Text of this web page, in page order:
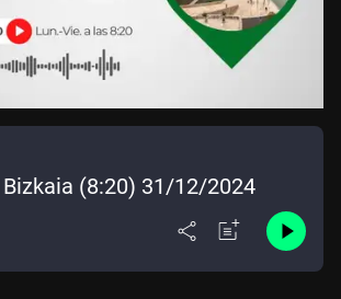
(8:20) 31/12/2024